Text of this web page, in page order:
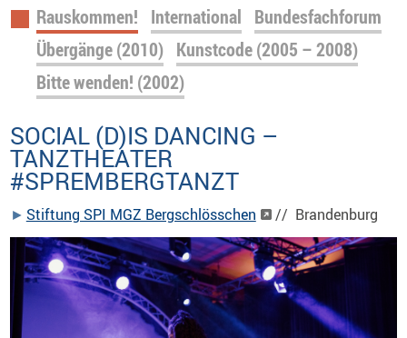
Navigation
überspringen
Rauskommen! International Bundesfachforum
Übergänge (2010) Kunstcode (2005 – 2008)
Bitte wenden! (2002)
SOCIAL (D)IS DANCING –
TANZTHEATER
#SPREMBERGTANZT
Stiftung SPI MGZ Bergschlösschen // Brandenburg